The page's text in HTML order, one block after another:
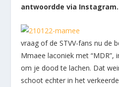
antwoordde via Instagram.
vraag of de STVV-fans nu de
Mmaee laconiek met “MDR”,
om je dood te lachen. Dat
schoot echter in het